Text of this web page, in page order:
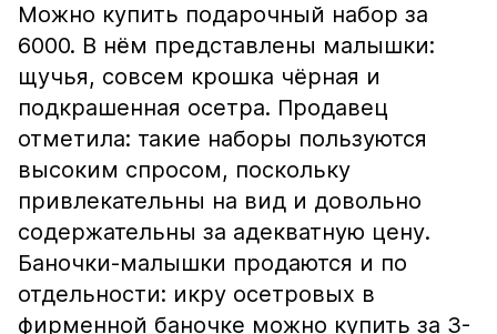
Можно купить подарочный набор за
6000. В нём представлены малышки:
щучья, совсем крошка чёрная и
подкрашенная осетра. Продавец
отметила: такие наборы пользуются
высоким спросом, поскольку
привлекательны на вид и довольно
содержательны за адекватную цену.
Баночки-малышки продаются и по
отдельности: икру осетровых в
фирменной баночке можно купить за 3-